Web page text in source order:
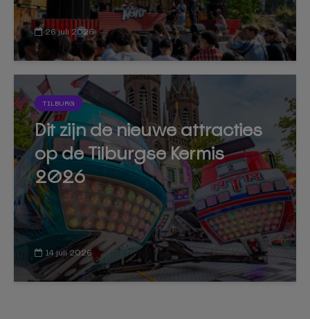
26 juli 2026
TILBURG
Dit zijn de nieuwe attracties
op de Tilburgse Kermis
2026
14 juli 2026